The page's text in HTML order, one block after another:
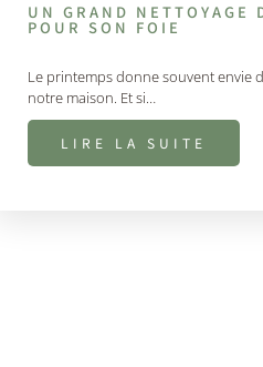
UN GRAND NETTOYAGE
POUR SON FOIE
Le printemps donne souvent envie
notre maison. Et si…
LIRE LA SUITE